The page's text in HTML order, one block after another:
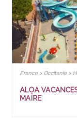
France > Occitanie >
ALOA
MAÏRE